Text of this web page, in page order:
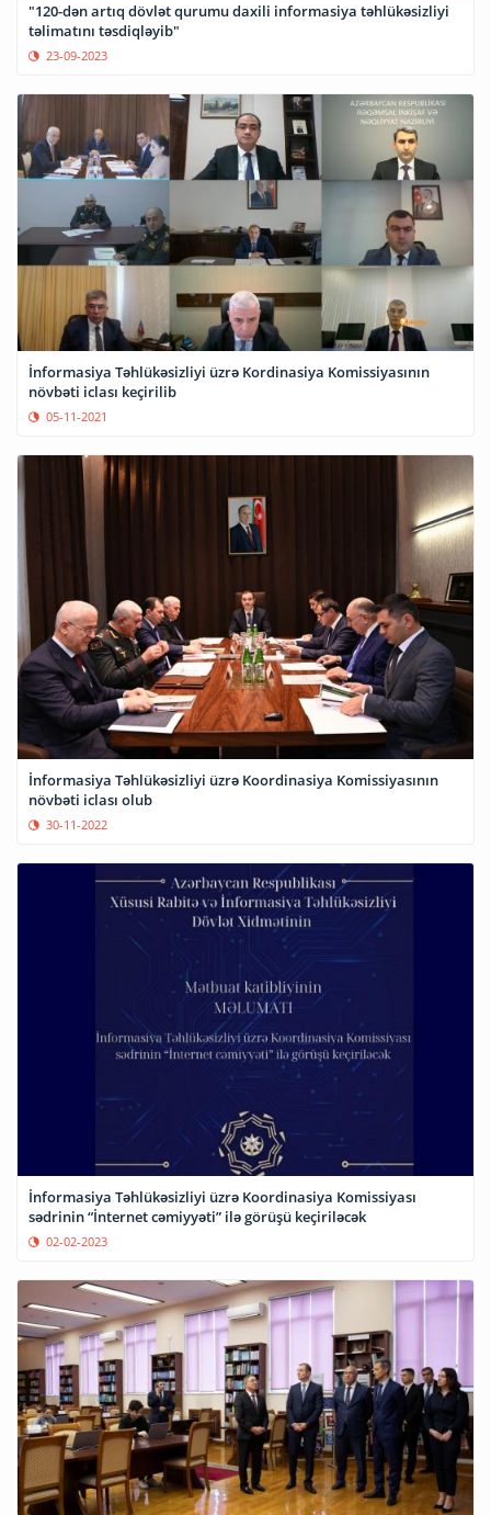
"120-dən artıq dövlət qurumu daxili informasiya təhlükəsizliyi
təlimatını təsdiqləyib"
23-09-2023
İnformasiya Təhlükəsizliyi üzrə Kordinasiya Komissiyasının
növbəti iclası keçirilib
05-11-2021
İnformasiya Təhlükəsizliyi üzrə Koordinasiya Komissiyasının
növbəti iclası olub
30-11-2022
İnformasiya Təhlükəsizliyi üzrə Koordinasiya Komissiyası
sədrinin “İnternet cəmiyyəti” ilə görüşü keçiriləcək
02-02-2023